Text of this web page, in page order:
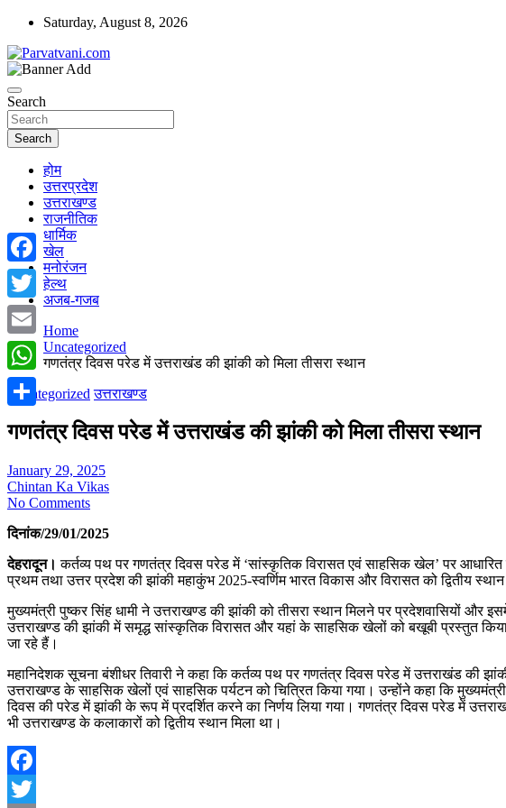
Skip
content
Saturday, August 8, 2026
Parvatvani.com
Search
Search
होम
उत्तरप्रदेश
उत्तराखण्ड
राजनीतिक
धार्मिक
खेल
मनोरंजन
हेल्थ
अजब-गजब
Home
Uncategorized
गणतंत्र दिवस परेड में उत्तराखंड की झांकी को मिला तीसरा स्थान
Uncategorized उत्तराखण्ड
गणतंत्र दिवस परेड में उत्तराखंड की झांकी को मिला तीसरा स्थान
January 29, 2025
Chintan Ka Vikas
No Comments
दिनांक/29/01/2025
देहरादून। कर्तव्य पथ पर गणतंत्र दिवस परेड में ‘सांस्कृतिक विरासत एवं साहसिक खेल’ पर आधारित
प्रथम तथा उत्तर प्रदेश की झांकी महाकुंभ 2025-स्वर्णिम भारत विकास और विरासत को द्वितीय स्थान
मुख्यमंत्री पुष्कर सिंह धामी ने उत्तराखण्ड की झांकी को तीसरा स्थान मिलने पर प्रदेशवासियों और
उत्तराखण्ड की झांकी में समृद्ध सांस्कृतिक विरासत और यहां के साहसिक खेलों को बखूबी प्रस्तुत
जा रहे हैं।
महानिदेशक सूचना बंशीधर तिवारी ने कहा कि कर्तव्य पथ पर गणतंत्र दिवस परेड में उत्तराखंड की
उत्तराखण्ड के साहसिक खेलों एवं साहसिक पर्यटन को चित्रित किया गया। उन्होंने कहा कि
दिवस की परेड में झांकी के रूप में प्रदर्शित करने का निर्णय लिया गया। गणतंत्र दिवस परेड में
भी उत्तराखण्ड के कलाकारों को द्वितीय स्थान मिला था।
Facebook
Facebook
Twitter
Email
WhatsApp